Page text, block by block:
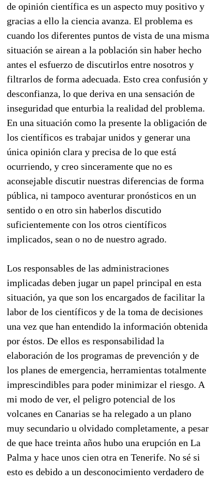
de opinión científica es un aspecto muy positivo y
gracias a ello la ciencia avanza. El problema es
cuando los diferentes puntos de vista de una misma
situación se airean a la población sin haber hecho
antes el esfuerzo de discutirlos entre nosotros y
filtrarlos de forma adecuada. Esto crea confusión y
desconfianza, lo que deriva en una sensación de
inseguridad que enturbia la realidad del problema.
En una situación como la presente la obligación de
los científicos es trabajar unidos y generar una
única opinión clara y precisa de lo que está
ocurriendo, y creo sinceramente que no es
aconsejable discutir nuestras diferencias de forma
pública, ni tampoco aventurar pronósticos en un
sentido o en otro sin haberlos discutido
suficientemente con los otros científicos
implicados, sean o no de nuestro agrado.
Los responsables de las administraciones
implicadas deben jugar un papel principal en esta
situación, ya que son los encargados de facilitar la
labor de los científicos y de la toma de decisiones
una vez que han entendido la información obtenida
por éstos. De ellos es responsabilidad la
elaboración de los programas de prevención y de
los planes de emergencia, herramientas totalmente
imprescindibles para poder minimizar el riesgo. A
mi modo de ver, el peligro potencial de los
volcanes en Canarias se ha relegado a un plano
muy secundario u olvidado completamente, a pesar
de que hace treinta años hubo una erupción en La
Palma y hace unos cien otra en Tenerife. No sé si
esto es debido a un desconocimiento verdadero de